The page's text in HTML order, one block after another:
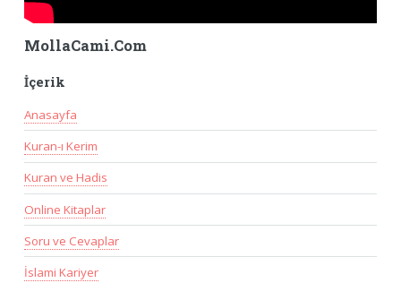
MollaCami.Com
İçerik
Anasayfa
Kuran-ı Kerim
Kuran ve Hadis
Online Kitaplar
Soru ve Cevaplar
İslami Kariyer